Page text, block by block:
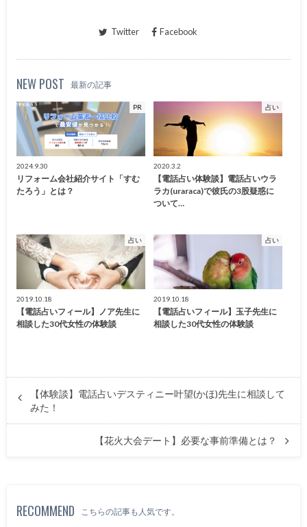
Twitter Facebook
NEW POST 最新の記事
PR
2024.9.30
リフォーム会社紹介サイト「すむ
たろう」とは？
占い
2020.3.2
【電話占い体験談】電話占いウラ
ラカ(uraraca)で彼氏の3股疑惑に
ついて…
占い
2019.10.18
【電話占いフィール】ノア先生に
相談した30代女性の体験談
占い
2019.10.18
【電話占いフィール】玉子先生に
相談した30代女性の体験談
【体験談】電話占いデスティニー叶望(かほ)先生に相談して
みた！
【花火大会デート】必要な事前準備とは？
RECOMMEND こちらの記事も人気です。